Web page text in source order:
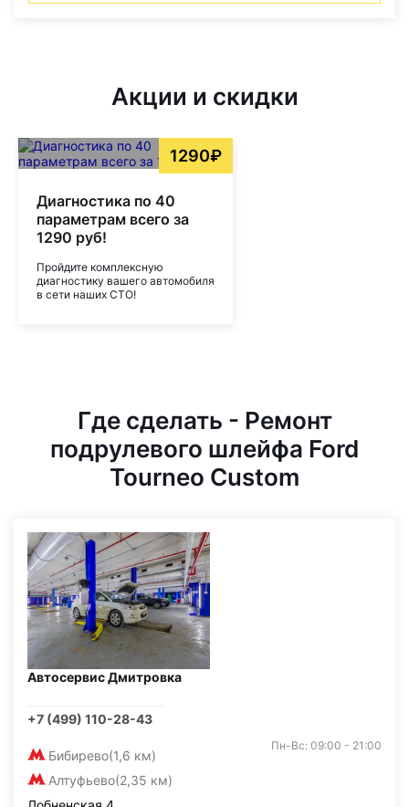
Акции и скидки
1290₽
Диагностика по 40
параметрам всего за
1290 руб!
Пройдите комплексную
диагностику вашего автомобиля
в сети наших СТО!
Где сделать - Ремонт
подрулевого шлейфа Ford
Tourneo Custom
Автосервис Дмитровка
+7 (499) 110-28-43
Бибирево(1,6 км)
Алтуфьево(2,35 км)
Пн-Вс: 09:00 - 21:00